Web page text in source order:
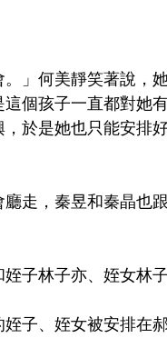
」何美靜笑著說，
個孩子一直都對她
於是她也只能安排
走，秦昱和秦晶也
子林子亦、姪女林子
子、姪女被安排在